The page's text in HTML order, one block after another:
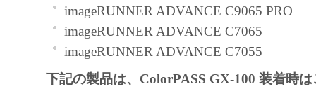
3. COPYRIGHT NOTICE
You shall not modify, remove or delete any
Canon or its licensors contained in the
any copy thereof.
imageRUNNER ADVANCE C9065 PRO
imageRUNNER ADVANCE C7065
imageRUNNER ADVANCE C7055
下記の製品は、ColorPASS GX-100 装着時